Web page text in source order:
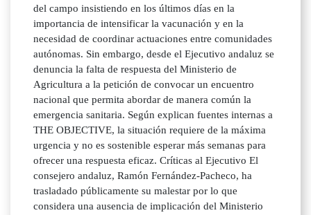
del campo insistiendo en los últimos días en la
importancia de intensificar la vacunación y en la
necesidad de coordinar actuaciones entre comunidades
autónomas. Sin embargo, desde el Ejecutivo andaluz se
denuncia la falta de respuesta del Ministerio de
Agricultura a la petición de convocar un encuentro
nacional que permita abordar de manera común la
emergencia sanitaria. Según explican fuentes internas a
THE OBJECTIVE, la situación requiere de la máxima
urgencia y no es sostenible esperar más semanas para
ofrecer una respuesta eficaz. Críticas al Ejecutivo El
consejero andaluz, Ramón Fernández-Pacheco, ha
trasladado públicamente su malestar por lo que
considera una ausencia de implicación del Ministerio